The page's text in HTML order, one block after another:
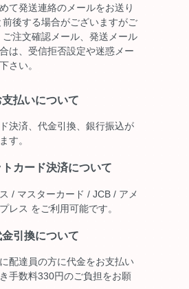
て発送連絡のメールをお送り
前後する場合がございますがご
注文確認メール、発送メール
は、受信拒否設定や迷惑メー
さい。
支払いについて
決済、代金引換、銀行振込が
す。
カード決済について
/ マスターカード / JCB / アメ
レス をご利用可能です。
引換について
配達員の方に代金をお支払い
手数料330円のご負担をお願